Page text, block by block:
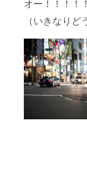
オー！！！！
（いきなりど